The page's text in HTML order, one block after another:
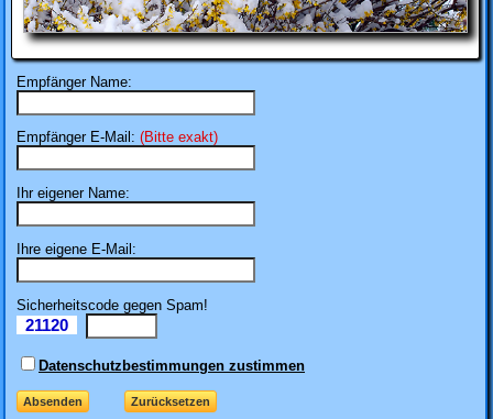
Empfänger Name:
Empfänger E-Mail: (Bitte exakt)
Ihr eigener Name:
Ihre eigene E-Mail:
Sicherheitscode gegen Spam!
21120
Datenschutzbestimmungen zustimmen